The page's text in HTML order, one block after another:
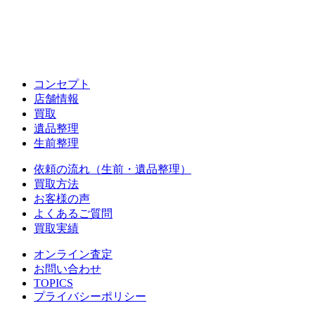
コンセプト
店舗情報
買取
遺品整理
生前整理
依頼の流れ（生前・遺品整理）
買取方法
お客様の声
よくあるご質問
買取実績
オンライン査定
お問い合わせ
TOPICS
プライバシーポリシー